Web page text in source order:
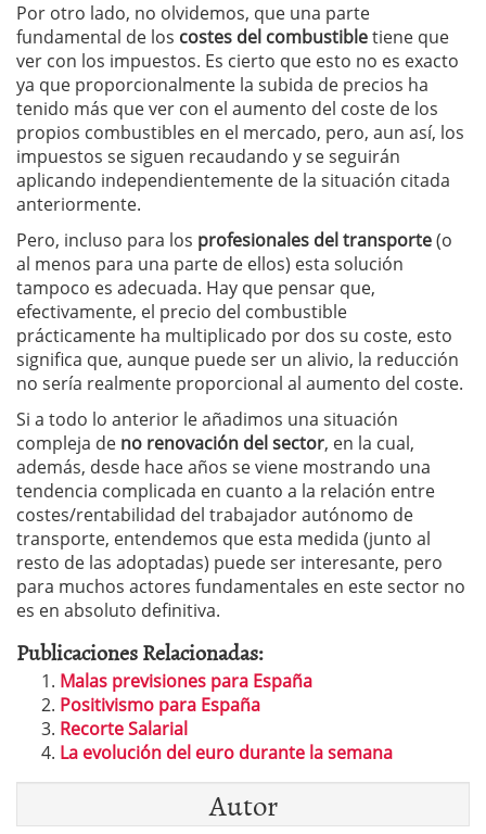
Por otro lado, no olvidemos, que una parte
fundamental de los costes del combustibletiene que
ver con los impuestos. Es cierto que esto no es exacto
ya que proporcionalmente la subida de precios ha
tenido más que ver con el aumento del coste de los
propios combustibles en el mercado, pero, aun así, los
impuestos se siguen recaudando y se seguirán
aplicando independientemente de la situación citada
anteriormente.
Pero, incluso para los profesionales del transporte(o
al menos para una parte de ellos) esta solución
tampoco es adecuada. Hay que pensar que,
efectivamente, el precio del combustible
prácticamente ha multiplicado por dos su coste, esto
significa que, aunque puede ser un alivio, la reducción
no sería realmente proporcional al aumento del coste.
Si a todo lo anterior le añadimos una situación
compleja de no renovación del sector, en la cual,
además, desde hace años se viene mostrando una
tendencia complicada en cuanto a la relación entre
costes/rentabilidad del trabajador autónomo de
transporte, entendemos que esta medida (junto al
resto de las adoptadas) puede ser interesante, pero
para muchos actores fundamentales en este sector no
es en absoluto definitiva.
Publicaciones Relacionadas:
Malas previsiones para España
Positivismo para España
Recorte Salarial
La evolución del euro durante la semana
Autor